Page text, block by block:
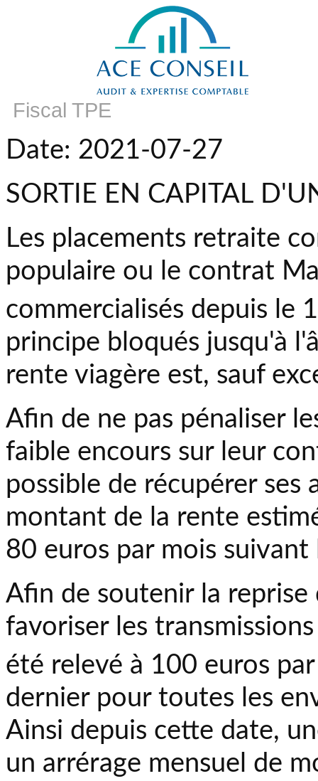
Fiscal TPE
Date: 2021-07-27
SORTIE EN CAPITAL
Les placements retraite
populaire ou le contrat
commercialisés depuis le 1
principe bloqués jusqu'à
rente viagère est, sauf
Afin de ne pas pénaliser
faible encours sur leur
possible de récupérer ses
montant de la rente
80 euros par mois suivant
Afin de soutenir la
favoriser les
été relevé à 100 euros
dernier pour toutes les
Ainsi depuis cette date,
un arrérage mensuel de